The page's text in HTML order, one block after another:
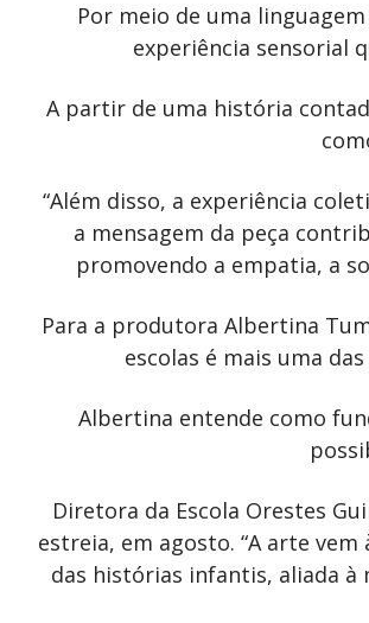
Por meio de uma
experiência sensorial
A partir de uma história
“Além disso, a experiência
a mensagem da peça
promovendo a empatia, a
Para a produtora Albertina
escolas é mais uma
Albertina entende como
Diretora da Escola Orestes
estreia, em agosto. “A arte
das histórias infantis, aliada à